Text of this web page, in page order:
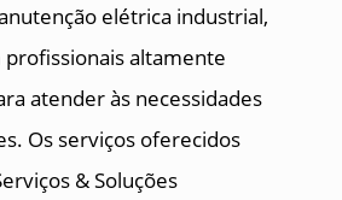
elétrica industrial,
altamente
atender às necessidades
Os serviços oferecidos
& Soluções